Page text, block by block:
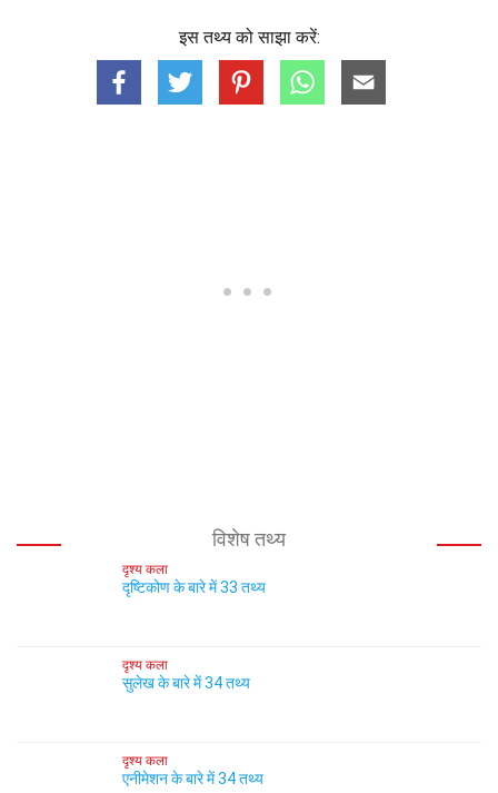
इस तथ्य को साझा करें:
विशेष तथ्य
दृश्य कला
दृष्टिकोण के बारे में 33 तथ्य
दृश्य कला
सुलेख के बारे में 34 तथ्य
दृश्य कला
एनीमेशन के बारे में 34 तथ्य